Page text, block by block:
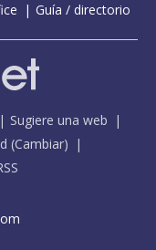
Guía / directorio
Sugiere una web
(Cambiar)